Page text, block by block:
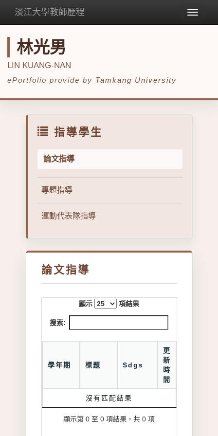
Toggle
淡江大學教師歷程
林光男
LIN KUANG-NAN
ePortfolio provide by Tamkang University
指導學生
論文指導
專題指導
運動代表隊指導
論文指導
顯示 項結果
搜索:
學年期 標題 Sdgs
更
新
時
間
沒有匹配結果
顯示第 0 至 0 項結果，共 0 項